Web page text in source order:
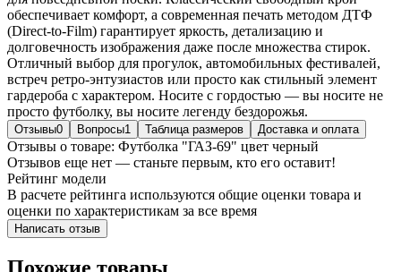
обеспечивает комфорт, а современная печать методом ДТФ
(Direct-to-Film) гарантирует яркость, детализацию и
долговечность изображения даже после множества стирок.
Отличный выбор для прогулок, автомобильных фестивалей,
встреч ретро-энтузиастов или просто как стильный элемент
гардероба с характером. Носите с гордостью — вы носите не
просто футболку, вы носите легенду бездорожья.
Отзывы0 Вопросы1 Таблица размеров Доставка и оплата
Отзывы о товаре: Футболка "ГАЗ-69" цвет черный
Отзывов еще нет — станьте первым, кто его оставит!
Рейтинг модели
В расчете рейтинга используются общие оценки товара и
оценки по характеристикам за все время
Написать отзыв
Похожие товары